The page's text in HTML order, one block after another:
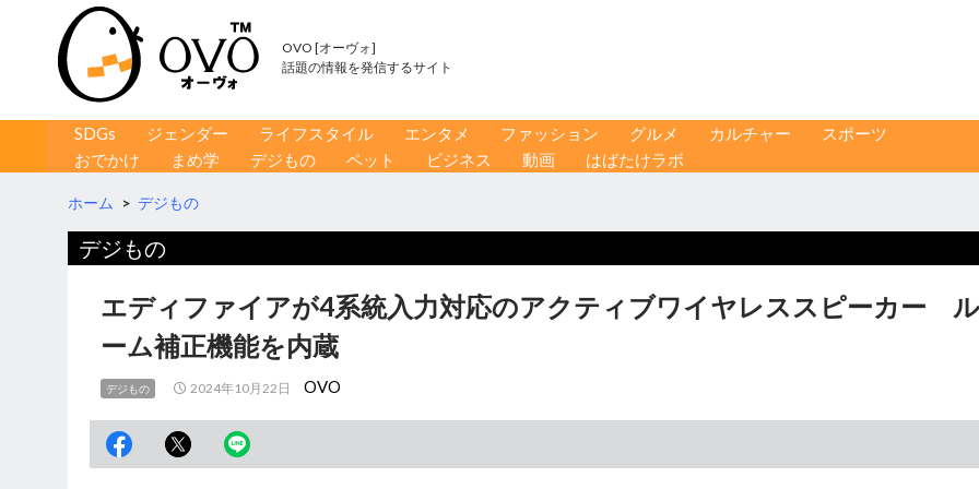
OVO [オーヴォ]
話題の情報を発信するサイト
コンテンツへ移動
SDGs ジェンダー ライフスタイル エンタメ ファッション グルメ カルチャー
スポーツ
おでかけ
まめ学 デジもの ペット ビジネス 動画 はばたけラボ
ホーム > デジもの
デジもの
エディファイアが4系統入力対応のアクティブワイヤレススピーカー ル
ーム補正機能を内蔵
デジもの 2024年10月22日 OVO